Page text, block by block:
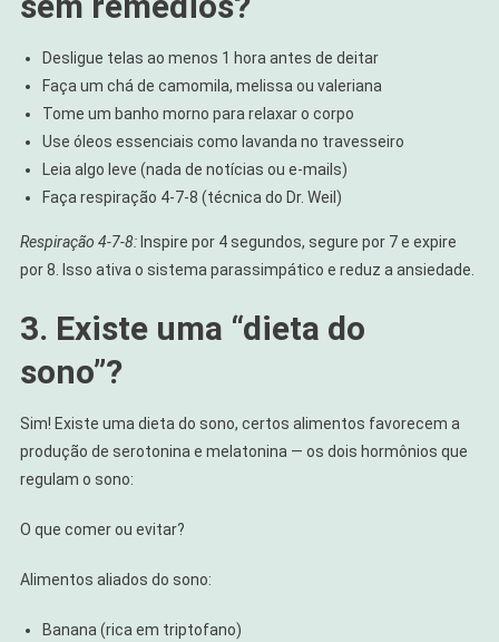
Desligue telas ao menos 1 hora antes de deitar
Faça um chá de camomila, melissa ou valeriana
Tome um banho morno para relaxar o corpo
Use óleos essenciais como lavanda no travesseiro
Leia algo leve (nada de notícias ou e-mails)
Faça respiração 4-7-8 (técnica do Dr. Weil)
Respiração 4-7-8:Inspire por 4 segundos, segure por 7 e expire
por 8. Isso ativa o sistema parassimpático e reduz a ansiedade.
3. Existe uma “dieta do
sono”?
Sim! Existe uma dieta do sono, certos alimentos favorecem a
produção de serotonina e melatonina — os dois hormônios que
regulam o sono:
O que comer ou evitar?
Alimentos aliados do sono:
Banana (rica em triptofano)